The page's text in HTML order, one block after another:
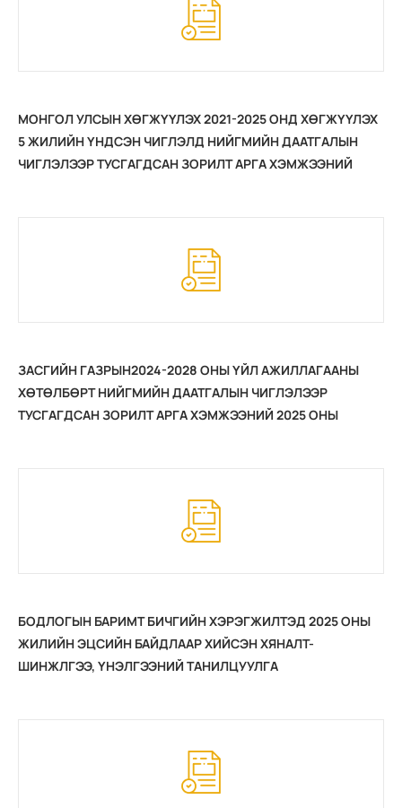
МОНГОЛ УЛСЫН ХӨГЖҮҮЛЭХ 2021-2025 ОНД ХӨГЖҮҮЛЭХ
5 ЖИЛИЙН ҮНДСЭН ЧИГЛЭЛД НИЙГМИЙН ДААТГАЛЫН
ЧИГЛЭЛЭЭР ТУСГАГДСАН ЗОРИЛТ АРГА ХЭМЖЭЭНИЙ
ЗАСГИЙН ГАЗРЫН2024-2028 ОНЫ ҮЙЛ АЖИЛЛАГААНЫ
ХӨТӨЛБӨРТ НИЙГМИЙН ДААТГАЛЫН ЧИГЛЭЛЭЭР
ТУСГАГДСАН ЗОРИЛТ АРГА ХЭМЖЭЭНИЙ 2025 ОНЫ
БОДЛОГЫН БАРИМТ БИЧГИЙН ХЭРЭГЖИЛТЭД 2025 ОНЫ
ЖИЛИЙН ЭЦСИЙН БАЙДЛААР ХИЙСЭН ХЯНАЛТ-
ШИНЖЛГЭЭ, ҮНЭЛГЭЭНИЙ ТАНИЛЦУУЛГА